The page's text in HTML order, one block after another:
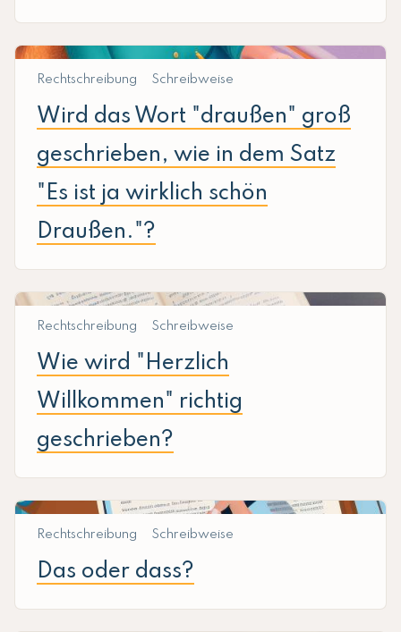
Rechtschreibung Schreibweise
Wird das Wort "draußen" groß
geschrieben, wie in dem Satz
"Es ist ja wirklich schön
Draußen."?
Rechtschreibung Schreibweise
Wie wird "Herzlich
Willkommen" richtig
geschrieben?
Rechtschreibung Schreibweise
Das oder dass?